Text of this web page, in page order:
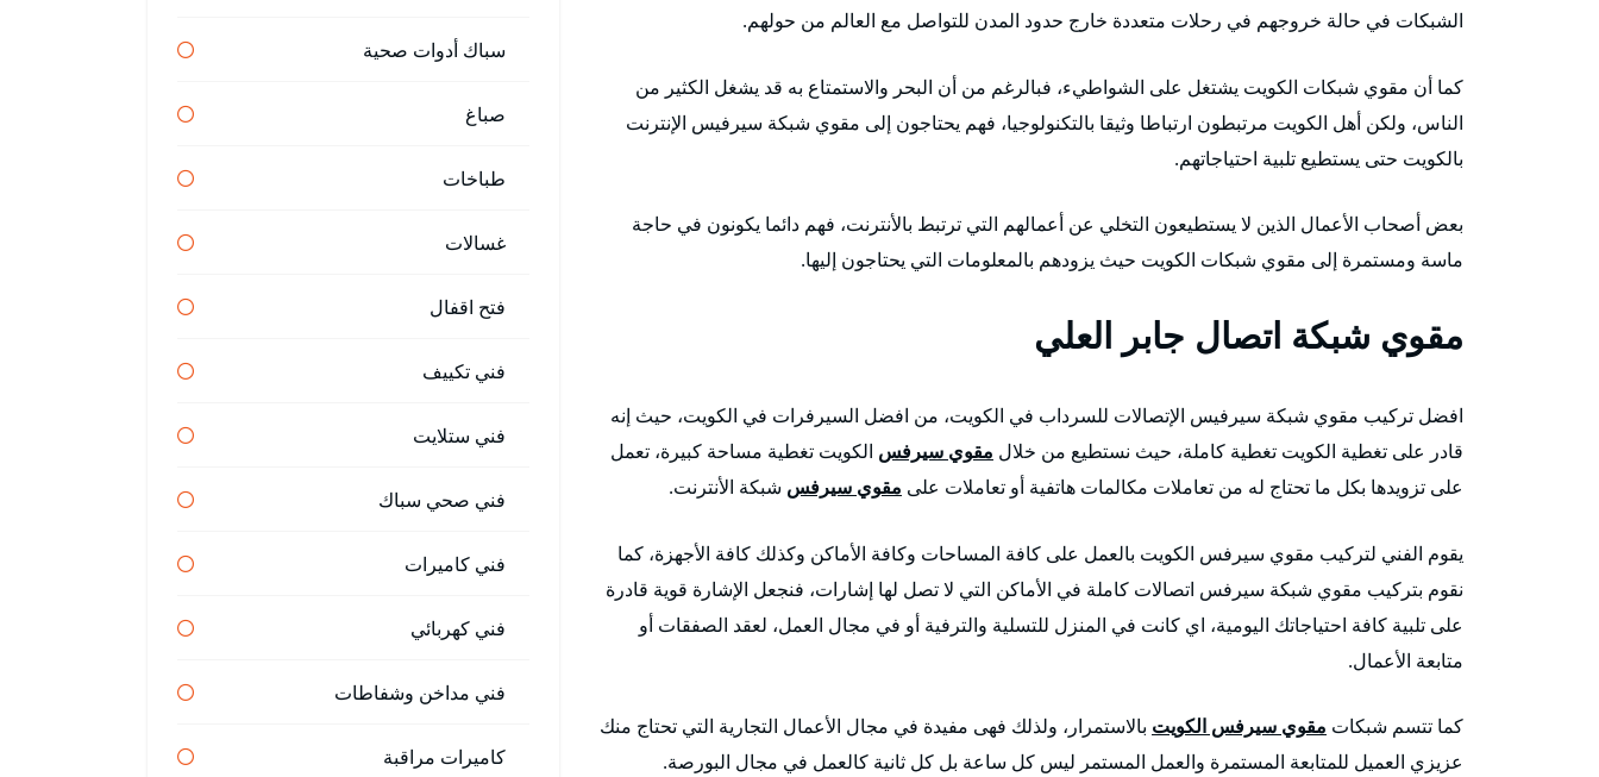
الشبكات في حالة خروجهم في رحلات متعددة خارج حدود المدن للتواصل مع العالم من حولهم.
كما أن مقوي شبكات الكويت يشتغل على الشواطيء، فبالرغم من أن البحر والاستمتاع به قد يشغل الكثير من
الناس، ولكن أهل الكويت مرتبطون ارتباطا وثيقا بالتكنولوجيا، فهم يحتاجون إلى مقوي شبكة سيرفيس الإنترنت
بالكويت حتى يستطيع تلبية احتياجاتهم.
بعض أصحاب الأعمال الذين لا يستطيعون التخلي عن أعمالهم التي ترتبط بالأنترنت، فهم دائما يكونون في حاجة
ماسة ومستمرة إلى مقوي شبكات الكويت حيث يزودهم بالمعلومات التي يحتاجون إليها.
مقوي شبكة اتصال جابر العلي
افضل تركيب مقوي شبكة سيرفيس الإتصالات للسرداب في الكويت، من افضل السيرفرات في الكويت، حيث إنه
قادر على تغطية الكويت تغطية كاملة، حيث نستطيع من خلال مقوي سيرفس الكويت تغطية مساحة كبيرة، تعمل
على تزويدها بكل ما تحتاج له من تعاملات مكالمات هاتفية أو تعاملات على مقوي سيرفس شبكة الأنترنت.
يقوم الفني لتركيب مقوي سيرفس الكويت بالعمل على كافة المساحات وكافة الأماكن وكذلك كافة الأجهزة، كما
نقوم بتركيب مقوي شبكة سيرفس اتصالات كاملة في الأماكن التي لا تصل لها إشارات، فنجعل الإشارة قوية قادرة
على تلبية كافة احتياجاتك اليومية، اي كانت في المنزل للتسلية والترفية أو في مجال العمل، لعقد الصفقات أو
متابعة الأعمال.
كما تتسم شبكات مقوي سيرفس الكويت بالاستمرار، ولذلك فهى مفيدة في مجال الأعمال التجارية التي تحتاج منك
عزيزي العميل للمتابعة المستمرة والعمل المستمر ليس كل ساعة بل كل ثانية كالعمل في مجال البورصة.
سباك أدوات صحية
صباغ
طباخات
غسالات
فتح اقفال
فني تكييف
فني ستلايت
فني صحي سباك
فني كاميرات
فني كهربائي
فني مداخن وشفاطات
كاميرات مراقبة